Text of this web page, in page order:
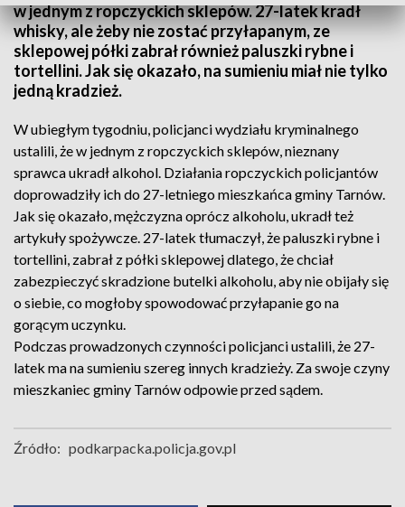
w jednym z ropczyckich sklepów. 27-latek kradł
whisky, ale żeby nie zostać przyłapanym, ze
sklepowej półki zabrał również paluszki rybne i
tortellini. Jak się okazało, na sumieniu miał nie tylko
jedną kradzież.
W ubiegłym tygodniu, policjanci wydziału kryminalnego
ustalili, że w jednym z ropczyckich sklepów, nieznany
sprawca ukradł alkohol. Działania ropczyckich policjantów
doprowadziły ich do 27-letniego mieszkańca gminy Tarnów.
Jak się okazało, mężczyzna oprócz alkoholu, ukradł też
artykuły spożywcze. 27-latek tłumaczył, że paluszki rybne i
tortellini, zabrał z półki sklepowej dlatego, że chciał
zabezpieczyć skradzione butelki alkoholu, aby nie obijały się
o siebie, co mogłoby spowodować przyłapanie go na
gorącym uczynku.
Podczas prowadzonych czynności policjanci ustalili, że 27-
latek ma na sumieniu szereg innych kradzieży. Za swoje czyny
mieszkaniec gminy Tarnów odpowie przed sądem.
Źródło: podkarpacka.policja.gov.pl